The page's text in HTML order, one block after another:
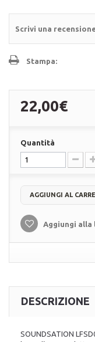
Scrivi una
Stampa:
22,00€
Quantità
AGGIUNGI AL
Aggiungi alla
DESCRIZIONE
SOUNDSATION